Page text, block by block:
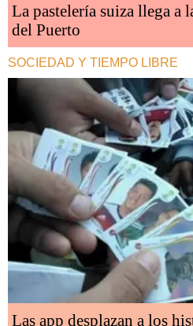
La pastelería suiza llega a
del Puerto
SOCIEDAD Y TIEMPO LIBRE
Las app desplazan a los